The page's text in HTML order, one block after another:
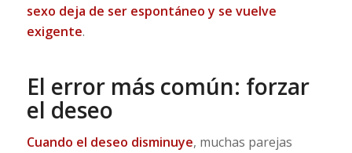
sexo deja de ser espontáneo y se vuelve
exigente.
El error más común: forzar
el deseo
Cuando el deseo disminuye, muchas parejas